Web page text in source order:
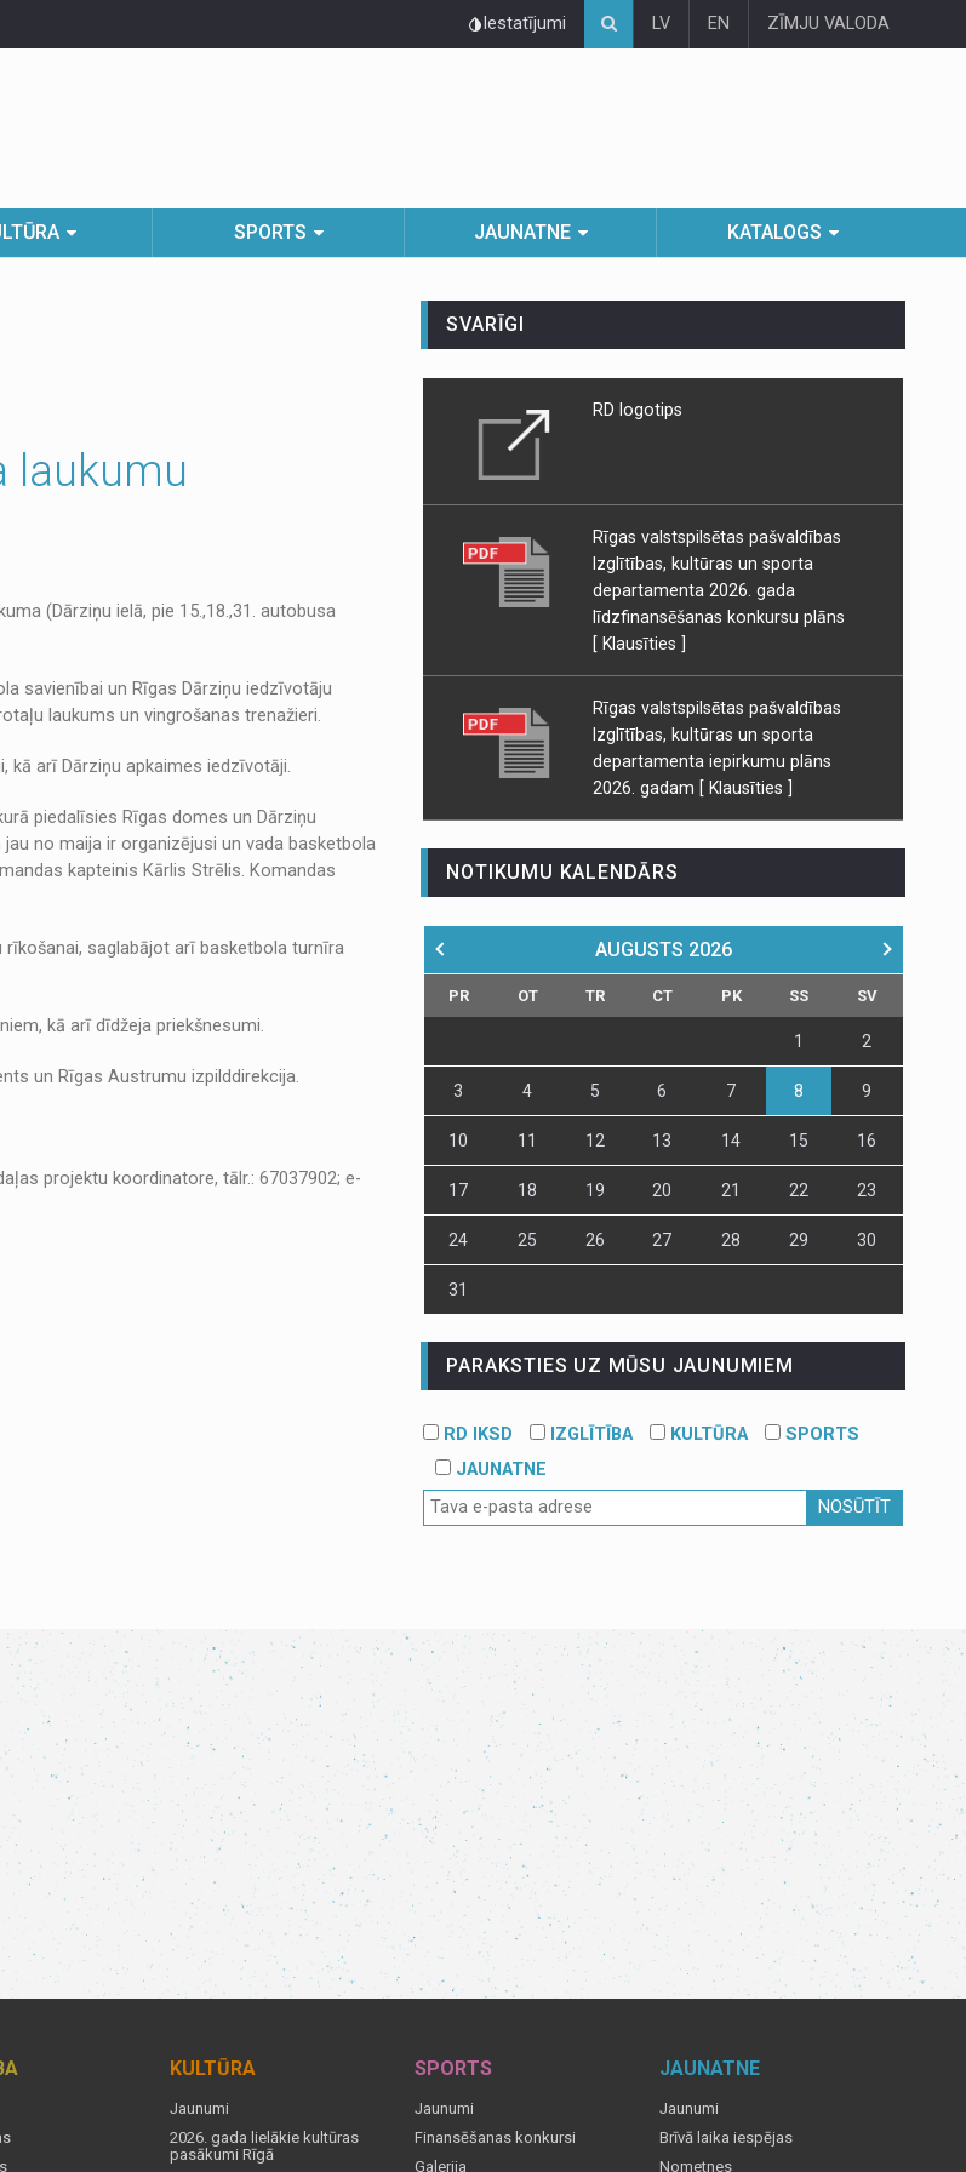
Iestatījumi LV EN ZĪMJU VALODA
SPORTS JAUNATNE KATALOGS
laukumu
(Dārziņu ielā, pie 15.,18.,31. autobusa
savienībai un Rīgas Dārziņu iedzīvotāju
laukums un vingrošanas trenažieri.
kā arī Dārziņu apkaimes iedzīvotāji.
piedalīsies Rīgas domes un Dārziņu
no maija ir organizējusi un vada basketbola
kapteinis Kārlis Strēlis. Komandas
saglabājot arī basketbola turnīra
kā arī dīdžeja priekšnesumi.
un Rīgas Austrumu izpilddirekcija.
projektu koordinatore, tālr.: 67037902; e-
SVARĪGI
RD logotips
Rīgas valstspilsētas pašvaldības
Izglītības, kultūras un sporta
departamenta 2026. gada
līdzfinansēšanas konkursu plāns
[ Klausīties ]
Rīgas valstspilsētas pašvaldības
Izglītības, kultūras un sporta
departamenta iepirkumu plāns
2026. gadam [ Klausīties ]
NOTIKUMU KALENDĀRS
AUGUSTS 2026
PR OT TR CT PK SS SV
1 2
3 4 5 6 7 8 9
10 11 12 13 14 15 16
17 18 19 20 21 22 23
24 25 26 27 28 29 30
31
PARAKSTIES UZ MŪSU JAUNUMIEM
RD IKSD IZGLĪTĪBA KULTŪRA
SPORTS
JAUNATNE
NOSŪTĪT
KULTŪRA
Jaunumi
2026. gada lielākie kultūras
pasākumi Rīgā
SPORTS
Jaunumi
Finansēšanas konkursi
Galerija
JAUNATNE
Jaunumi
Brīvā laika iespējas
Nometnes